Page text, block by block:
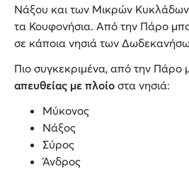
Νάξου και των Μικρών
τα Κουφονήσια. Από την Πάρο
σε κάποια νησιά των
Πιο συγκεκριμένα, από την Πάρο
απευθείας με πλοίο στα νησιά:
Μύκονος
Νάξος
Σύρος
Άνδρος